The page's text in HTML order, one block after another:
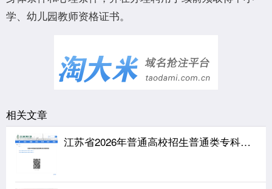
学、幼儿园教师资格证书。
相关文章
江苏省2026年普通高校招生普通类专科批次征求志愿投档线